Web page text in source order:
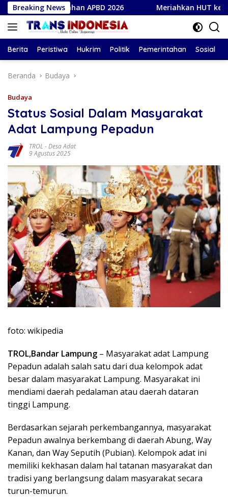
Langsung
ke
konten
Breaking News
APBD 2026 Meriahkan HUT ke-81
Berita Peristiwa Hukrim Politik Pemerintahan Sosial
Beranda Budaya
Budaya
Status Sosial Dalam Masyarakat
Adat Lampung Pepadun
TROL -Desa Adat
9 Agustus 2025
foto: wikipedia
TROL,Bandar Lampung – Masyarakat adat Lampung
Pepadun adalah salah satu dari dua kelompok adat
besar dalam masyarakat Lampung. Masyarakat ini
mendiami daerah pedalaman atau daerah dataran
tinggi Lampung.
Berdasarkan sejarah perkembangannya, masyarakat
Pepadun awalnya berkembang di daerah Abung, Way
Kanan, dan Way Seputih (Pubian). Kelompok adat ini
memiliki kekhasan dalam hal tatanan masyarakat dan
tradisi yang berlangsung dalam masyarakat secara
turun-temurun.